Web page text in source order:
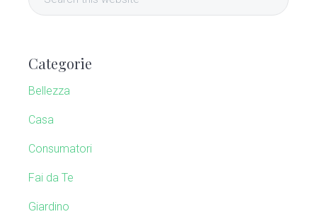
a
S
e
c
t
h
s
e
b
Categorie
Bellezza
Casa
Consumatori
Fai da Te
Giardino